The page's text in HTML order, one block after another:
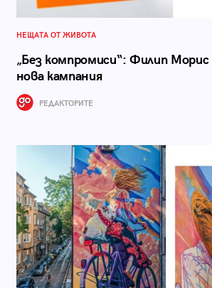
НЕЩАТА ОТ ЖИВОТА
„Без компромиси“: Филип Морис
нова кампания
РЕДАКТОРИТЕ